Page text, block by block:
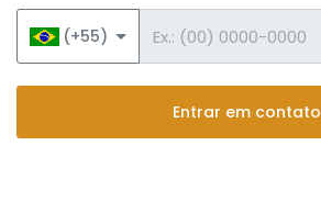
(+55)
Entrar em contato